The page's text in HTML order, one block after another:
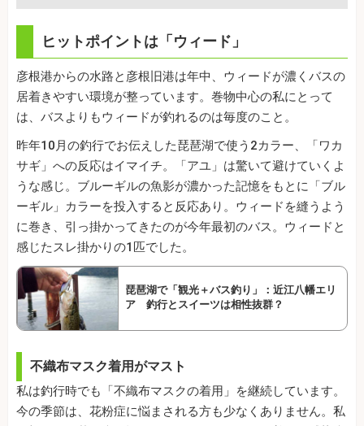
ヒットポイントは「ウィード」
彦根港からの水路と彦根旧港は年中、ウィードが濃くバスの
居着きやすい環境が整っています。巻物中心の私にとって
は、バスよりもウィードが釣れるのは毎度のこと。
昨年10月の釣行でお伝えした琵琶湖で使う2カラー、「ワカ
サギ」への反応はイマイチ。「アユ」は驚いて避けていくよ
うな感じ。ブルーギルの魚影が濃かった記憶をもとに「ブル
ーギル」カラーを投入すると反応あり。ウィードを縫うよう
に巻き、引っ掛かってきたのが今年最初のバス。ウィードと
感じたスレ掛かりの1匹でした。
琵琶湖で「観光＋バス釣り」：近江八幡エリ
ア 釣行とスイーツは相性抜群？
不織布マスク着用がマスト
私は釣行時でも「不織布マスクの着用」を継続しています。
今の季節は、花粉症に悩まされる方も少なくありません。私